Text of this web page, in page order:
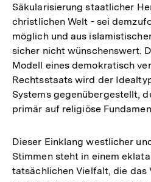
Säkularisierung staatlicher
christlichen Welt - sei
möglich und aus
sicher nicht wünschenswert.
Modell eines demokratisch
Rechtsstaats wird der
Systems gegenübergestellt,
primär auf religiöse
Dieser Einklang westlicher
Stimmen steht in einem
tatsächlichen Vielfalt, die das